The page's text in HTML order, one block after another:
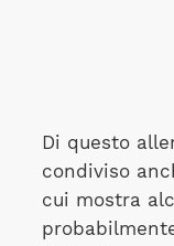
Di questo
condiviso
cui mostra